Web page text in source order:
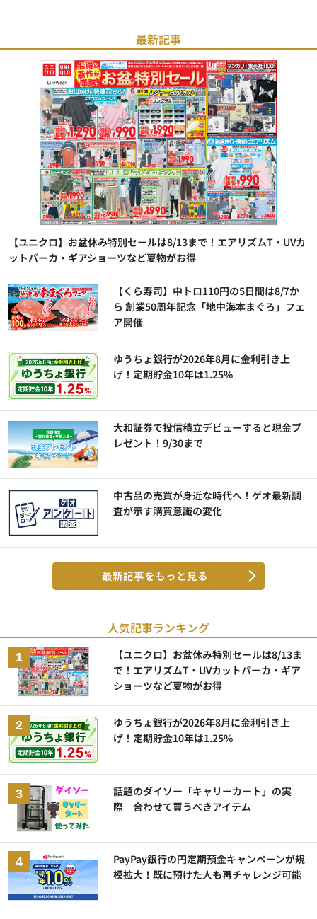
最新記事
【ユニクロ】お盆休み特別セールは8/13まで！エアリズムT・UVカ
ットパーカ・ギアショーツなど夏物がお得
【くら寿司】中トロ110円の5日間は8/7か
ら 創業50周年記念「地中海本まぐろ」フェ
ア開催
ゆうちょ銀行が2026年8月に金利引き上
げ！定期貯金10年は1.25%
大和証券で投信積立デビューすると現金プ
レゼント！9/30まで
中古品の売買が身近な時代へ！ゲオ最新調
査が示す購買意識の変化
最新記事をもっと見る
人気記事ランキング
【ユニクロ】お盆休み特別セールは8/13ま
で！エアリズムT・UVカットパーカ・ギア
ショーツなど夏物がお得
ゆうちょ銀行が2026年8月に金利引き上
げ！定期貯金10年は1.25%
話題のダイソー「キャリーカート」の実
際 合わせて買うべきアイテム
PayPay銀行の円定期預金キャンペーンが規
模拡大！既に預けた人も再チャレンジ可能